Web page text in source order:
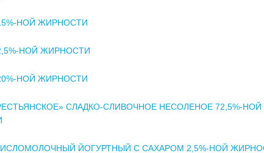
НОЙ ЖИРНОСТИ
НОЙ ЖИРНОСТИ
НОЙ ЖИРНОСТИ
СЛАДКО-СЛИВОЧНОЕ НЕСОЛЕНОЕ 72,5%-НОЙ
ЙОГУРТНЫЙ С САХАРОМ 2,5%-НОЙ